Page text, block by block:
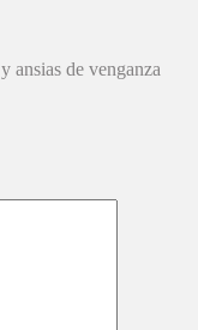
ansias de venganza